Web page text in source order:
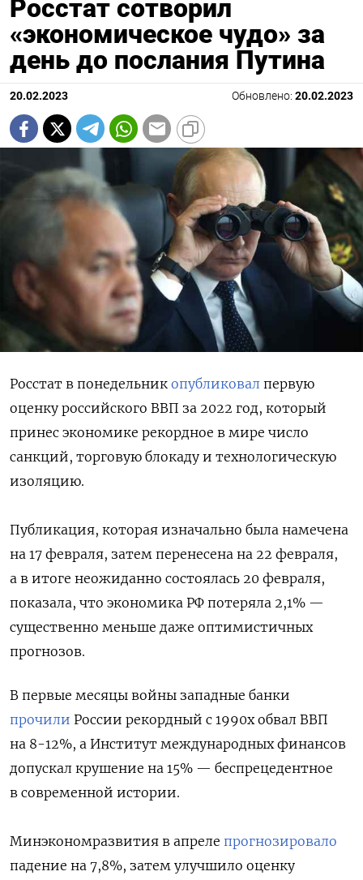
Росстат сотворил
«экономическое чудо» за
день до послания Путина
20.02.2023 Обновлено: 20.02.2023
Росстат в понедельник опубликовал первую
оценку российского ВВП за 2022 год, который
принес экономике рекордное в мире число
санкций, торговую блокаду и технологическую
изоляцию.
Публикация, которая изначально была намечена
на 17 февраля, затем перенесена на 22 февраля,
а в итоге неожиданно состоялась 20 февраля,
показала, что экономика РФ потеряла 2,1% —
существенно меньше даже оптимистичных
прогнозов.
В первые месяцы войны западные банки
прочили России рекордный с 1990х обвал ВВП
на 8-12%, а Институт международных финансов
допускал крушение на 15% — беспрецедентное
в современной истории.
Минэкономразвития в апреле прогнозировало
падение на 7,8%, затем улучшило оценку